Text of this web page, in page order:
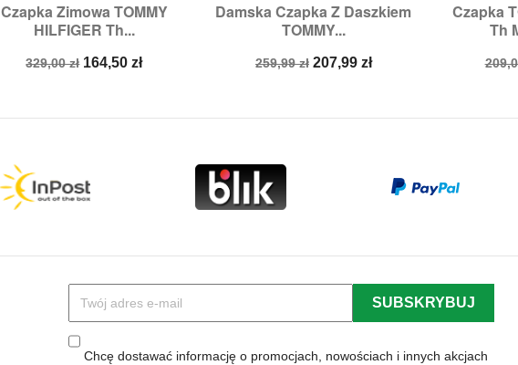
Czapka Zimowa TOMMY
HILFIGER Th...
Cena
329,00 zł Cena
164,50 zł
Szybki podgląd
Damska Czapka Z Daszkiem
TOMMY...
Cena
259,99 zł Cena
207,99 zł
 Szybki podgląd
Czapka
Th

Chcę dostawać informację o promocjach, nowościach i innych akcjach